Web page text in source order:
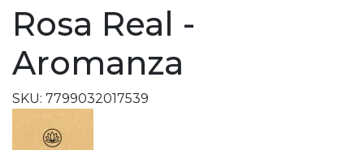
Rosa Real -
Aromanza
SKU: 7799032017539